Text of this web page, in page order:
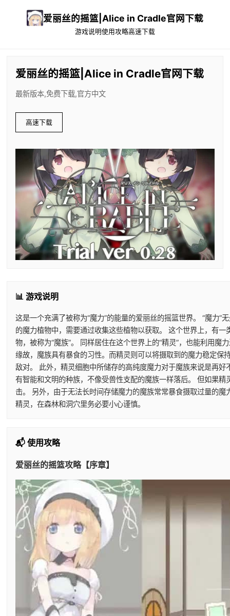
爱丽丝的摇篮|Alice in Cradle官网下载
游戏说明使用攻略高速下载
爱丽丝的摇篮|Alice in Cradle官网下载
最新版本,免费下载,官方中文
高速下载
📊 游戏说明
这是一个充满了被称为“魔力”的能量的爱丽丝的摇篮世界。 “魔力
的魔力植物中，需要通过收集这些植物以获取。 这个世界上，有
物，被称为“魔族”。 同样居住在这个世界上的“精灵”，也能利用
缘故，魔族具有暴食的习性。而精灵则可以将摄取到的魔力稳定
敌对。 此外，精灵细胞中所储存的高纯度魔力对于魔族来说是再
有智能和文明的种族，不像受兽性支配的魔族一样落后。 但如果
击。 另外，由于无法长时间存储魔力的魔族常常暴食摄取过量的
精灵，在森林和洞穴里务必要小心谨慎。
📬 使用攻略
爱丽丝的摇篮攻略【序章】